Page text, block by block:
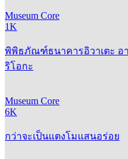
Museum Core
1K
พิพิธภัณฑ์ธนาคารอิวาเตะ อ
ริโอกะ
Museum Core
6K
กว่าจะเป็นแตงโมแสนอร่อย